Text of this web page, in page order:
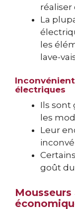
réaliser
La
les
lave-
électriques
Ils sont
les
Leur
goût du